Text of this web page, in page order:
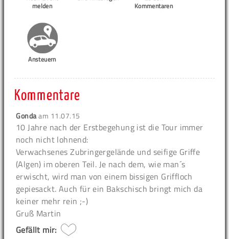
melden
Kommentaren
Ansteuern
Kommentare
Gondaam 11.07.15
10 Jahre nach der Erstbegehung ist die Tour immer
noch nicht lohnend:
Verwachsenes Zubringergelände und seifige Griffe
(Algen) im oberen Teil. Je nach dem, wie man´s
erwischt, wird man von einem bissigen Griffloch
gepiesackt. Auch für ein Bakschisch bringt mich da
keiner mehr rein ;-)
Gruß Martin
Gefällt mir: